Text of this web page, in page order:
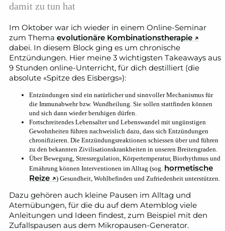
damit zu tun hat
Im Oktober war ich wieder in einem Online-Seminar
zum Thema evolutionäre Kombinationstherapie ↗
dabei. In diesem Block ging es um chronische
Entzündungen. Hier meine 3 wichtigsten Takeaways aus
9 Stunden online-Unterricht, für dich destilliert (die
absolute «Spitze des Eisbergs»):
Entzündungen sind ein natürlicher und sinnvoller Mechanismus für
die Immunabwehr bzw. Wundheilung. Sie sollen stattfinden können
und sich dann wieder beruhigen dürfen.
Fortschreitendes Lebensalter und Lebenswandel mit ungünstigen
Gewohnheiten führen nachweislich dazu, dass sich Entzündungen
chronifizieren. Die Entzündungsreaktionen schiessen über und führen
zu den bekannten Zivilisationskrankheiten in unseren Breitengraden.
Über Bewegung, Stressregulation, Körpertemperatur, Biorhythmus und
Ernährung können Interventionen im Alltag (sog. hormetische
Reize ↗) Gesundheit, Wohlbefinden und Zufriedenheit unterstützen.
Dazu gehören auch kleine Pausen im Alltag und
Atemübungen, für die du auf dem Atemblog viele
Anleitungen und Ideen findest, zum Beispiel mit den
Zufallspausen aus dem Mikropausen-Generator.